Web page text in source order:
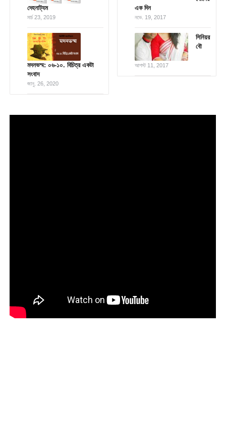
দেহনাট্যম
মার্চ 23, 2019
মদনভস্ম: ০৬-১০. বিচিত্র একটা
সংবাদ
জানু. 26, 2020
এক দিন
নভে. 19, 2017
সিনিয়র
বৌ
আগস্ট 11, 2017